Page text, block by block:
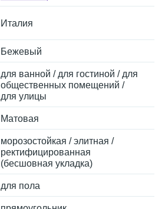
Италия
Бежевый
для ванной / для гостиной / для
общественных помещений /
для улицы
Матовая
морозостойкая / элитная /
ректифицированная
(бесшовная укладка)
для пола